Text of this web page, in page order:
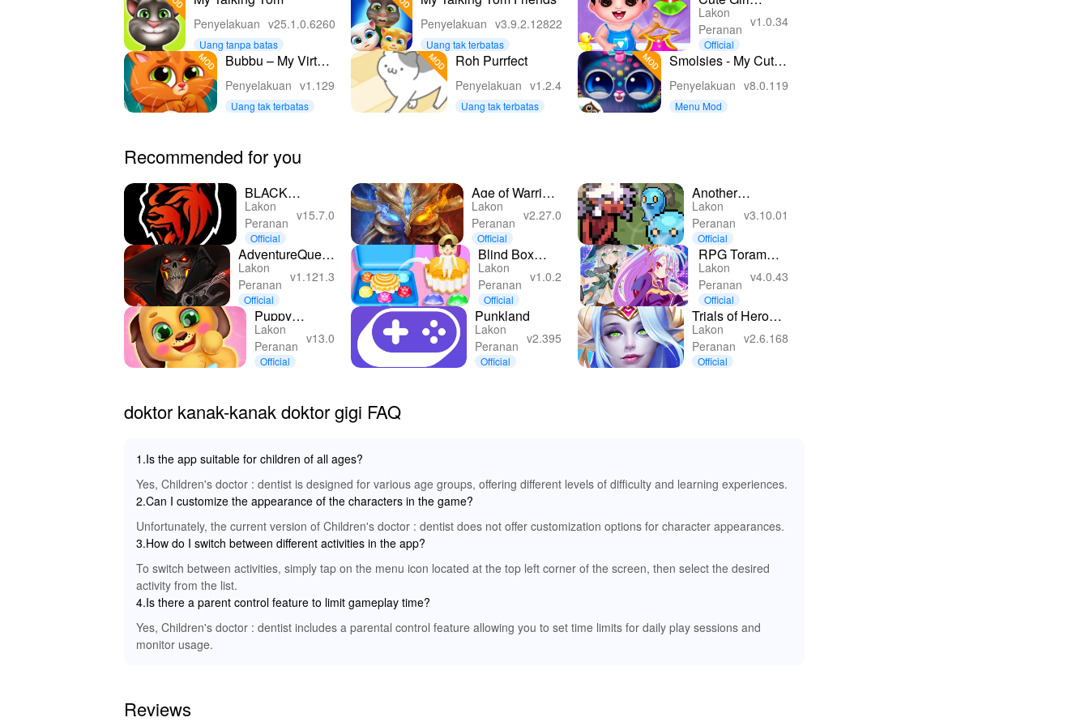
Penyelakuan v25.1.0.6260
Uang tanpa batas
Bubbu – My Virtual
Pet Cat
Penyelakuan v1.129
Uang tak terbatas
Penyelakuan v3.9.2.12822
Uang tak terbatas
Roh Purrfect
Penyelakuan v1.2.4
Uang tak terbatas
Daycare &
Dress up
Lakon
Peranan
v1.0.34
Official
Smolsies - My Cute
Pet House
Penyelakuan v8.0.119
Menu Mod
Recommended for you
BLACK
RUSSIA
Lakon
Peranan
v15.7.0
Official
AdventureQuest
3D MMO RPG
Lakon
Peranan
v1.121.3
Official
Puppy
Newborn
Care Taker
Guide
Lakon
Peranan
v13.0
Official
Age of Warring
Empire
Lakon
Peranan
v2.27.0
Official
Blind Box
Collect 3D
Doll: Fun
Lakon
Peranan
v1.0.2
Official
Punkland
Lakon
Peranan
v2.395
Official
Another
Dungeon
Lakon
Peranan
v3.10.01
Official
RPG Toram
Online -
MMORPG
Lakon
Peranan
v4.0.43
Official
Trials of Heroes:
Idle RPG
Lakon
Peranan
v2.6.168
Official
doktor kanak-kanak doktor gigi FAQ
1.Is the app suitable for children of all ages?
Yes, Children's doctor : dentist is designed for various age groups, offering different levels of difficulty and learning experiences.
2.Can I customize the appearance of the characters in the game?
Unfortunately, the current version of Children's doctor : dentist does not offer customization options for character appearances.
3.How do I switch between different activities in the app?
To switch between activities, simply tap on the menu icon located at the top left corner of the screen, then select the desired
activity from the list.
4.Is there a parent control feature to limit gameplay time?
Yes, Children's doctor : dentist includes a parental control feature allowing you to set time limits for daily play sessions and
monitor usage.
Reviews